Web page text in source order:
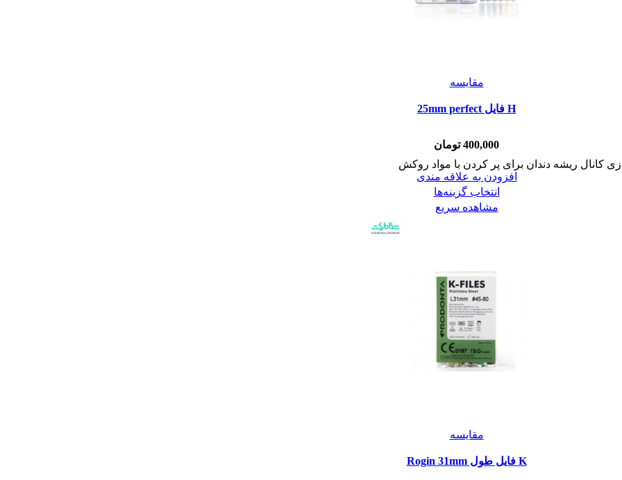
مقایسه
H فايل 25mm perfect
400,000 تومان
ریشه دندان برای پر کردن با مواد روکش
افزودن به علاقه مندی
انتخاب گزینه‌ها
مشاهده سریع
مقایسه
K فايل طول Rogin 31mm